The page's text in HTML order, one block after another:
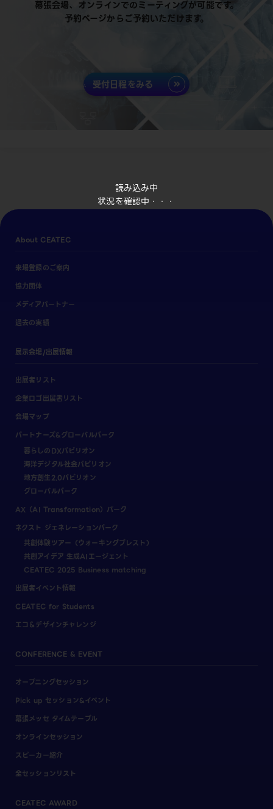
読み込み中
状況を確認中・・・
幕張会場、オンラインでのミーティングが可能です。
予約ページからご予約いただけます。
受付日程をみる
About CEATEC
来場登録のご案内
協力団体
メディアパートナー
過去の実績
展示会場/出展情報
出展者リスト
企業ロゴ出展者リスト
会場マップ
パートナーズ&グローバルパーク
暮らしのDXパビリオン
海洋デジタル社会パビリオン
地方創生2.0パビリオン
グローバルパーク
AX（AI Transformation）パーク
ネクスト ジェネレーションパーク
共創体験ツアー（ウォーキングブレスト）
共創アイデア 生成AIエージェント
CEATEC 2025 Business matching
出展者イベント情報
CEATEC for Students
エコ＆デザインチャレンジ
CONFERENCE & EVENT
オープニングセッション
Pick up セッション&イベント
幕張メッセ タイムテーブル
オンラインセッション
スピーカー紹介
全セッションリスト
CEATEC AWARD